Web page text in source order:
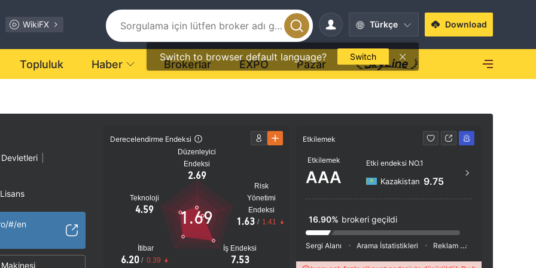
WikiFX Türkçe
Switch to browser default language? Switch
Download
Topluluk Haber Brokerlar EXPO Pazar
risk
#/en
Derecelendirme Endeksi
Düzenleyici
Endeksi
2.69
Teknoloji
4.59
İtibar
6.20 / 0.39
İş Endeksi
7.53
Risk
Yönetimi
Endeksi
1.63 / 1.41
1.69
Etkilemek
Etkilemek
AAA
Etki endeksi NO.1
Kazakistan 9.75
16.90% brokeri geçildi
Sergi Alanı Arama İstatistikleri Reklam